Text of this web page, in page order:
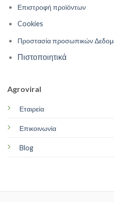
Επιστροφή προϊόντων
Cookies
Προστασία προσωπικών
Πιστοποιητικά
Agroviral
Εταιρεία
Επικοινωνία
Blog